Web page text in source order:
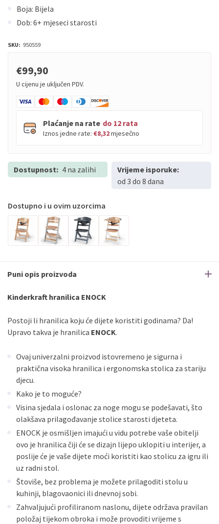
Boja: Bijela
Dob: 6+ mjeseci starosti
SKU: 950559
€99,90
U cijenu je uključen PDV.
Plaćanje na rate do 12 rata
Iznos jedne rate: €8,32mjesečno
PBZ do12
Visa Premium
Erste
Maestro
Erste
Master
Erste
Visa
Sve banke
Sve banke
Maestro
Dostupnost: 4 na zalihi
Vrijeme isporuke:
od 3 do 8 dana
Dostupno i u ovim uzorcima
Puni opis proizvoda
Kinderkraft hranilica ENOCK
Postoji li hranilica koju će dijete koristiti godinama? Da!
Upravo takva je hranilica ENOCK.
Ovaj univerzalni proizvod istovremeno je sigurna i
praktična visoka hranilica i ergonomska stolica za stariju
djecu.
Kako je to moguće?
Visina sjedala i oslonac za noge mogu se podešavati, što
olakšava prilagođavanje stolice starosti djeteta.
ENOCK je osmišljen imajući u vidu potrebe vaše obitelji
ovo je hranilica čiji će se dizajn lijepo uklopiti u interijer, a
poslije će je vaše dijete moći koristiti kao stolicu za igru ili
uz radni stol.
Štoviše, bez problema je možete prilagoditi stolu u
kuhinji, blagovaonici ili dnevnoj sobi.
Zahvaljujući profiliranom naslonu, dijete održava pravilan
položaj tijekom obroka i može provoditi vrijeme s